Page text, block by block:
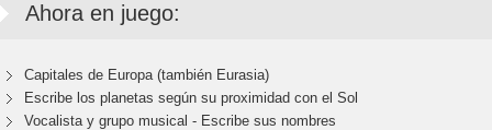
Ahora en juego:
Capitales de Europa (también Eurasia)
Escribe los planetas según su proximidad con el Sol
Vocalista y grupo musical - Escribe sus nombres